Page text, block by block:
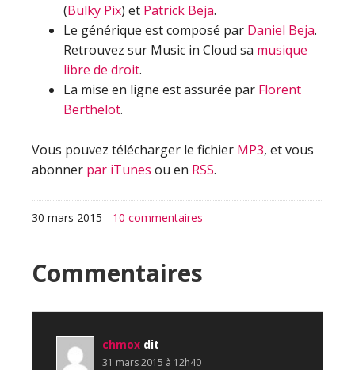
(Bulky Pix) et Patrick Beja.
Le générique est composé par Daniel Beja.
Retrouvez sur Music in Cloud sa musique
libre de droit.
La mise en ligne est assurée par Florent
Berthelot.
Vous pouvez télécharger le fichier MP3, et vous
abonner par iTunes ou en RSS.
30 mars 2015 - 10 commentaires
Interactions
du
lecteur
Commentaires
chmox dit
31 mars 2015 à 12h40